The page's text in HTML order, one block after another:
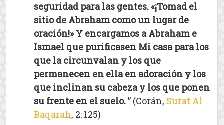
seguridad para las gentes. «¡Tomad el
sitio de Abraham como un lugar de
oración!» Y encargamos a Abraham e
Ismael que purificasen Mi casa para los
que la circunvalan y los que
permanecen en ella en adoración y los
que inclinan su cabeza y los que ponen
su frente en el suelo.” (Corán, Surat Al
Baqarah, 2: 125)